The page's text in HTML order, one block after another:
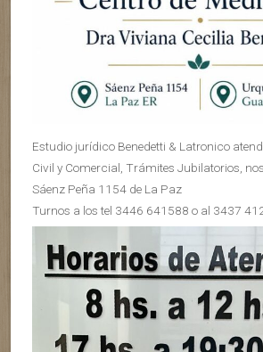
Estudio jurídico Benedetti & Latronico
Civil y Comercial, Trámites Jubilatorios,
Sáenz Peña 1154 de La Paz
Turnos a los tel 3446 641588 o al 3437